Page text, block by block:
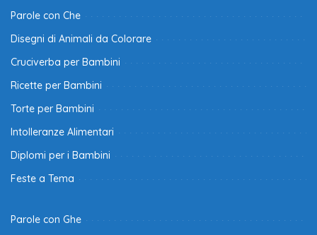
Parole con Che
Disegni di Animali da Colorare
Cruciverba per Bambini
Ricette per Bambini
Torte per Bambini
Intolleranze Alimentari
Diplomi per i Bambini
Feste a Tema
Parole con Ghe